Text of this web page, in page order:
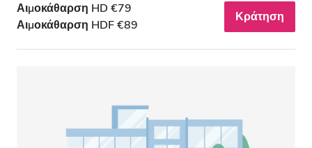
Αιμοκάθαρση HD €79
Αιμοκάθαρση HDF €89
Κράτηση